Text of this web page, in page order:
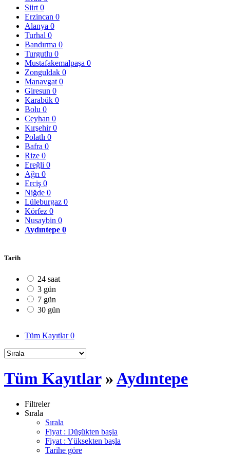
Siirt 0
Erzincan 0
Alanya 0
Turhal 0
Bandırma 0
Turgutlu 0
Mustafakemalpaşa 0
Zonguldak 0
Manavgat 0
Giresun 0
Karabük 0
Bolu 0
Ceyhan 0
Kırşehir0
Polatlı 0
Bafra 0
Rize 0
Ereğli 0
Ağrı 0
Erciş 0
Niğde 0
Lüleburgaz 0
Körfez 0
Nusaybin 0
Aydıntepe 0
Tarih
24 saat
3 gün
7 gün
30 gün
Tüm Kayıtlar0
Tüm Kayıtlar»Aydıntepe
Filtreler
Sırala
Sırala
Fiyat : Düşükten başla
Fiyat : Yüksekten başla
Tarihe göre